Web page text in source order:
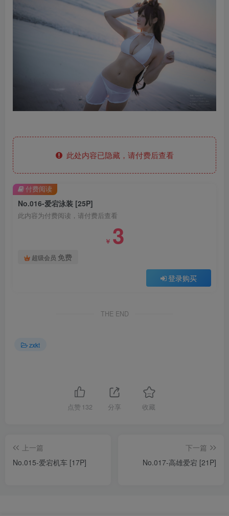
此处内容已隐藏，请付费后查看
No.016-爱宕泳装 [25P]
此内容为付费阅读，请付费后查看
￥ 3
超级会员 免费
登录购买
付费阅读
THE END
zxkt
点赞 132 分享 收藏
上一篇
No.015-爱宕机车 [17P]
下一篇
No.017-高雄爱宕 [21P]